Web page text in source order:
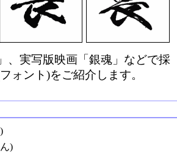
、実写版映画「銀魂」などで採
ォント)をご紹介します。
)